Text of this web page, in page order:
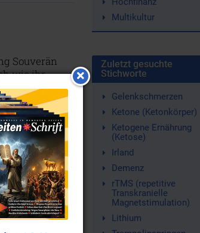
Souverän
wie ihr
Fäden der
ist.
als dem
Multikultur
Zuletzt gesuchte
Stichworte
Gelenkschmerzen
Ketone (Ketonkörper)
Ketogene Ernährung
(Ketose)
Irland
Demenz
rTMS (repetitive
Transkranielle
Magnetstimulation)
Lithium